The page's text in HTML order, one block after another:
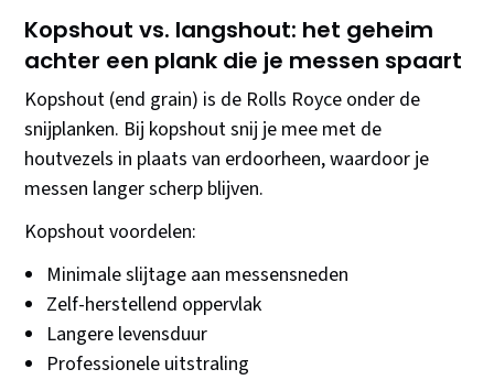
Kopshout vs. langshout: het geheim
achter een plank die je messen spaart
Kopshout (end grain) is de Rolls Royce onder de
snijplanken. Bij kopshout snij je mee met de
houtvezels in plaats van erdoorheen, waardoor je
messen langer scherp blijven.
Kopshout voordelen:
Minimale slijtage aan messensneden
Zelf-herstellend oppervlak
Langere levensduur
Professionele uitstraling